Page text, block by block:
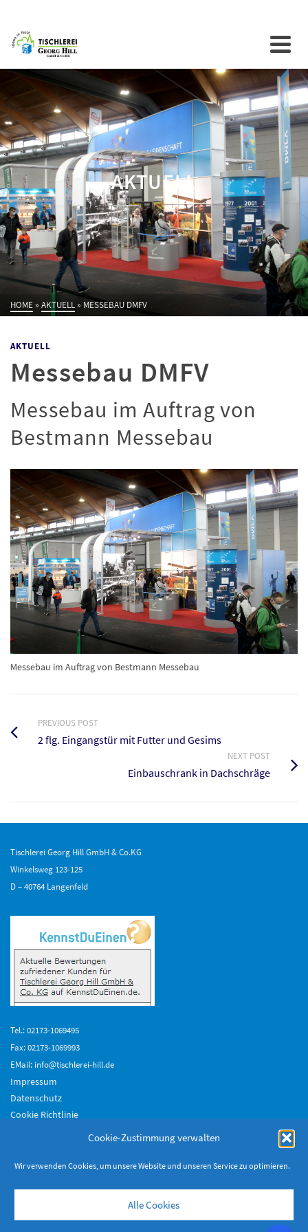
Cookie-Zustimmung verwalten
Wir verwenden Cookies, um unsere Website und unseren Service zu optimieren.
Alle Cookies
AKTUELL
HOME» AKTUELL» MESSEBAU DMFV
AKTUELL
Messebau DMFV
Messebau im Auftrag von
Bestmann Messebau
Messebau im Auftrag von Bestmann Messebau
PREVIOUS POST
2 flg. Eingangstür mit Futter und Gesims
NEXT POST
Einbauschrank in Dachschräge
Tischlerei Georg Hill GmbH & Co.KG
Winkelsweg 123-125
D – 40764 Langenfeld
Tel.: 02173-1069495
Fax: 02173-1069993
EMail: info@tischlerei-hill.de
Impressum
Datenschutz
Cookie Richtlinie
Georg Hill